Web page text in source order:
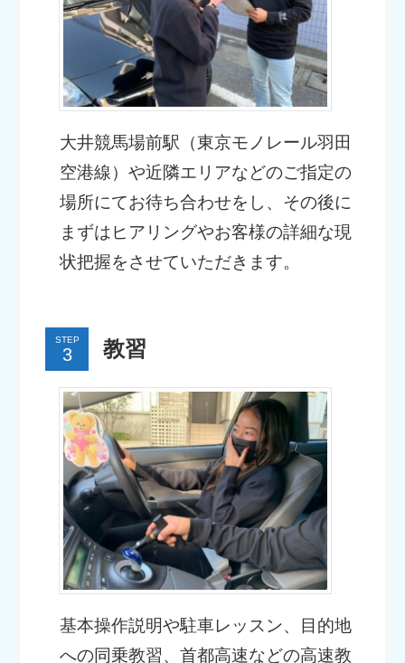
大井競馬場前駅（東京モノレール羽田
空港線）や近隣エリアなどのご指定の
場所にてお待ち合わせをし、その後に
まずはヒアリングやお客様の詳細な現
状把握をさせていただきます。
STEP 教習
基本操作説明や駐車レッスン、目的地
への同乗教習、首都高速などの高速教